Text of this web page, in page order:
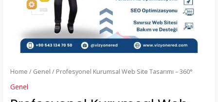
Home / Genel / Profesyonel Kurumsal Web Site Tasarımı – 360°
Genel